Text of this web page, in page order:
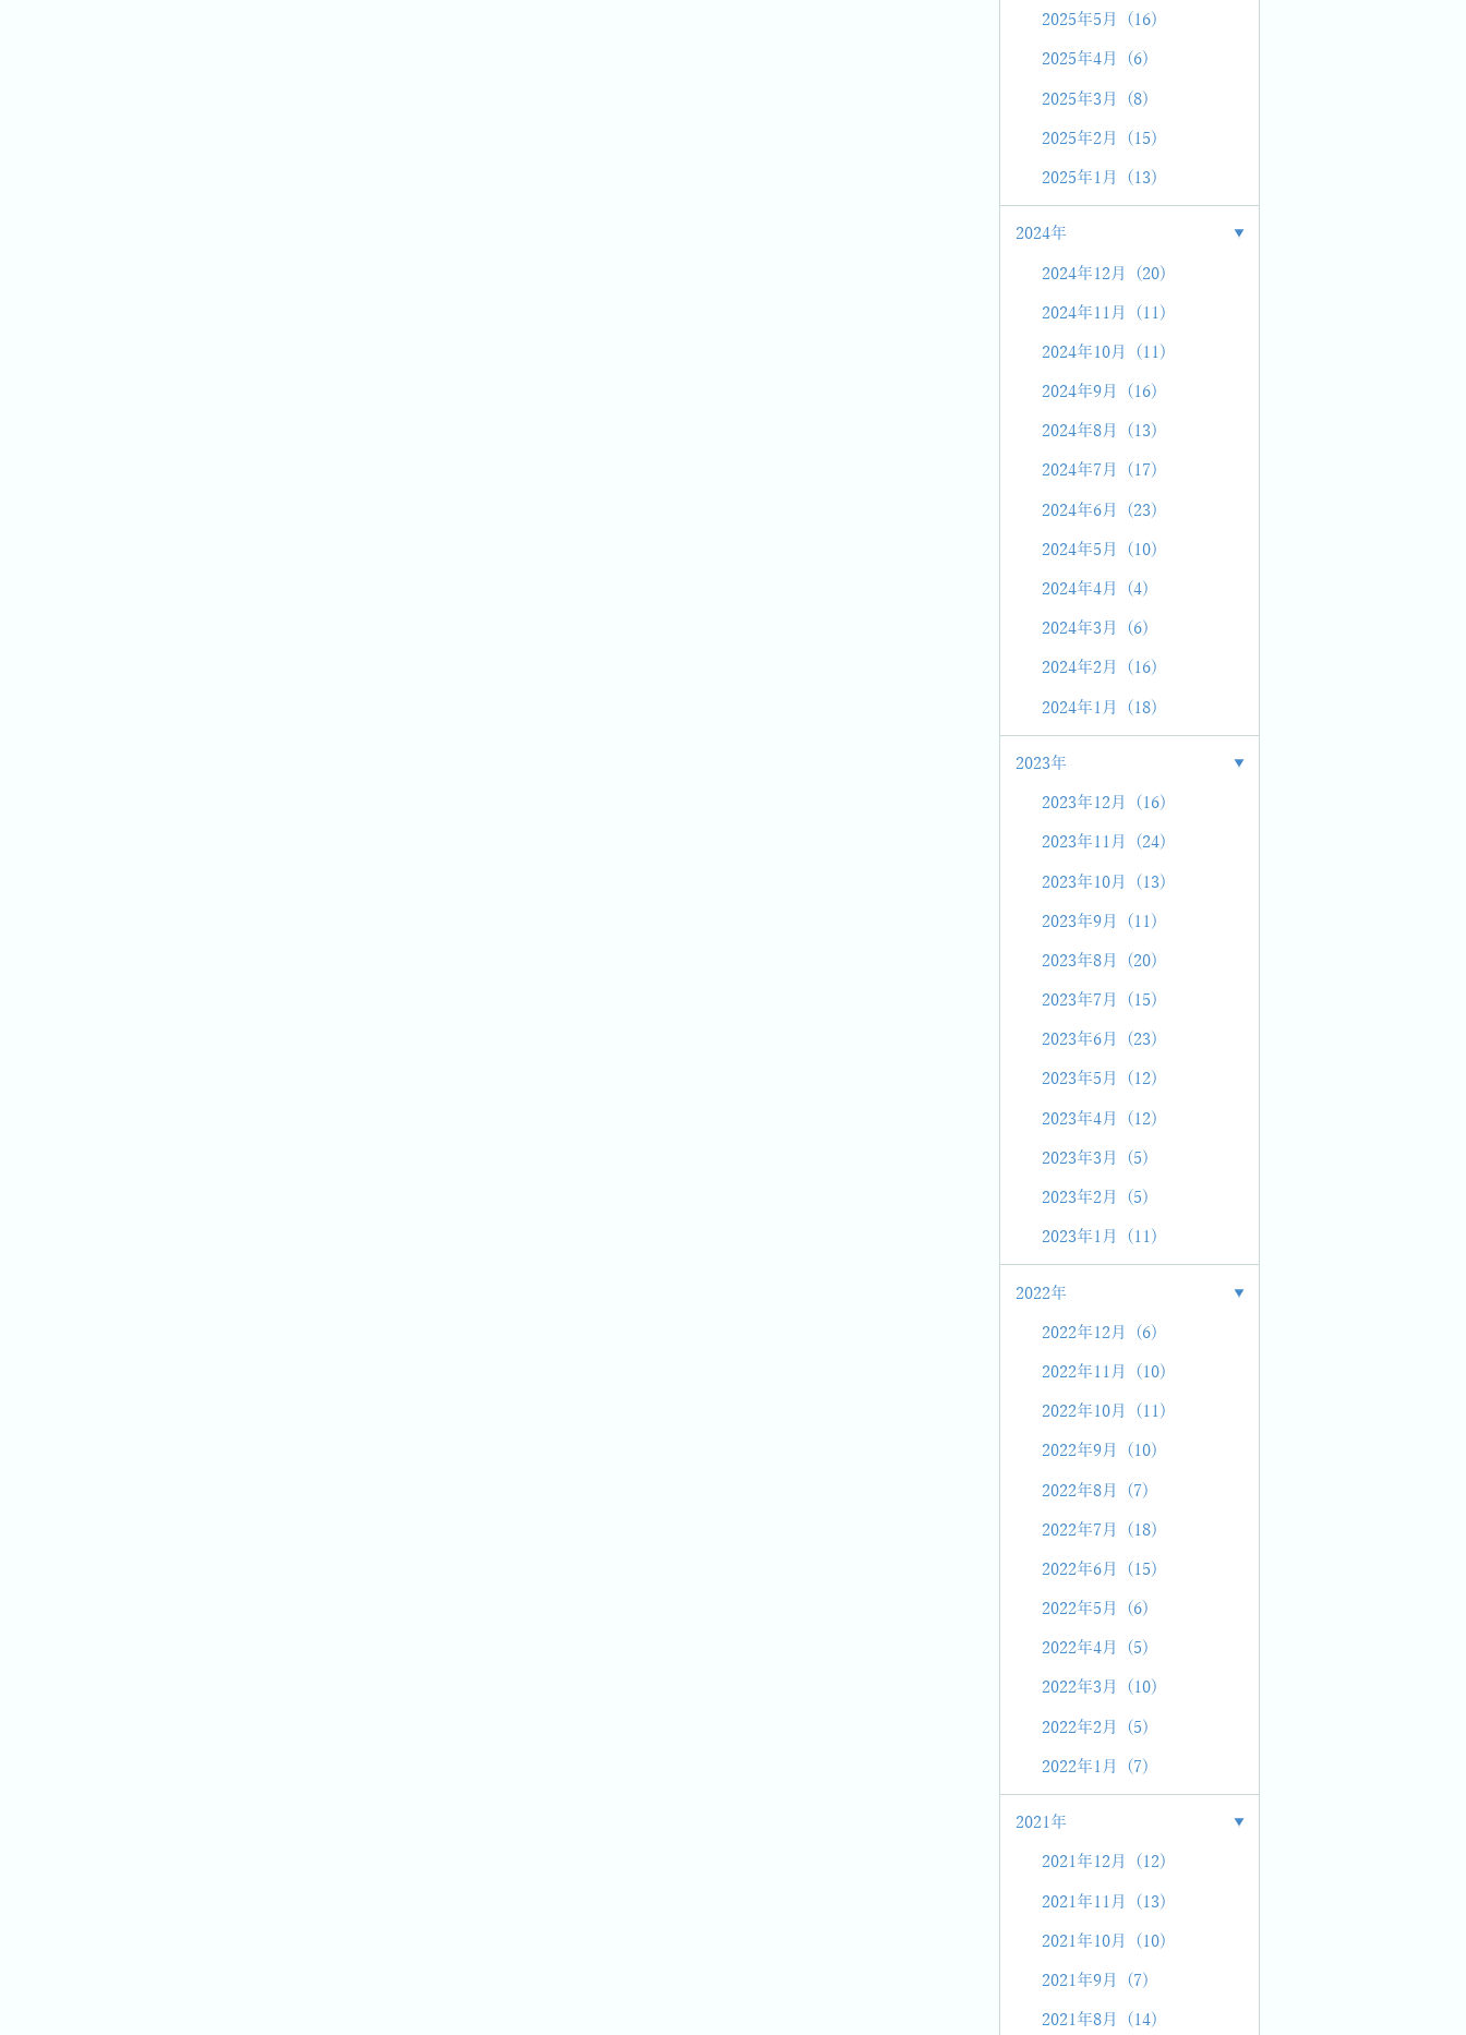
2025年5月 (16)
2025年4月 (6)
2025年3月 (8)
2025年2月 (15)
2025年1月 (13)
2024年
2024年12月 (20)
2024年11月 (11)
2024年10月 (11)
2024年9月 (16)
2024年8月 (13)
2024年7月 (17)
2024年6月 (23)
2024年5月 (10)
2024年4月 (4)
2024年3月 (6)
2024年2月 (16)
2024年1月 (18)
2023年
2023年12月 (16)
2023年11月 (24)
2023年10月 (13)
2023年9月 (11)
2023年8月 (20)
2023年7月 (15)
2023年6月 (23)
2023年5月 (12)
2023年4月 (12)
2023年3月 (5)
2023年2月 (5)
2023年1月 (11)
2022年
2022年12月 (6)
2022年11月 (10)
2022年10月 (11)
2022年9月 (10)
2022年8月 (7)
2022年7月 (18)
2022年6月 (15)
2022年5月 (6)
2022年4月 (5)
2022年3月 (10)
2022年2月 (5)
2022年1月 (7)
2021年
2021年12月 (12)
2021年11月 (13)
2021年10月 (10)
2021年9月 (7)
2021年8月 (14)